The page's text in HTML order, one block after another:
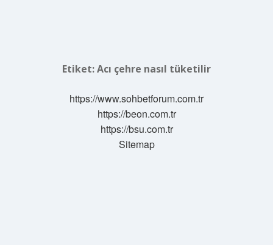
Etiket:Acı çehre nasıl tüketilir
https://www.sohbetforum.com.tr
https://beon.com.tr
https://bsu.com.tr
Sitemap